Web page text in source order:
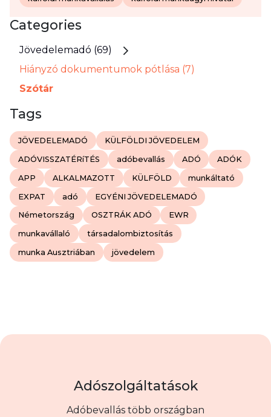
Categories
Jövedelemadó (69)
Hiányzó dokumentumok pótlása (7)
Szótár
Tags
JÖVEDELEMADÓ KÜLFÖLDI JÖVEDELEM
ADÓVISSZATÉRíTÉS adóbevallás ADÓ ADÓK
APP ALKALMAZOTT KÜLFÖLD munkáltató
EXPAT adó EGYÉNI JÖVEDELEMADÓ
Németország OSZTRÁK ADÓ EWR
munkavállaló társadalombiztosítás
munka Ausztriában jövedelem
Adószolgáltatások
Adóbevallás több országban